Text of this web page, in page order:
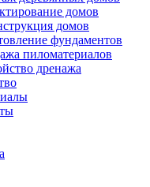
домов
домов
фундаментов
пиломатериалов
дренажа